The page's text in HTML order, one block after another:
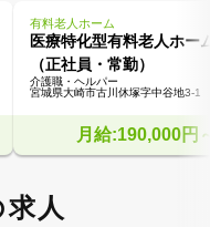
有料老人ホーム
医療特化型有料老人ホー
（正社員・常勤）
介護職・ヘルパー
宮城県大崎市古川休塚字中谷地3-1
月給:190,000円
人